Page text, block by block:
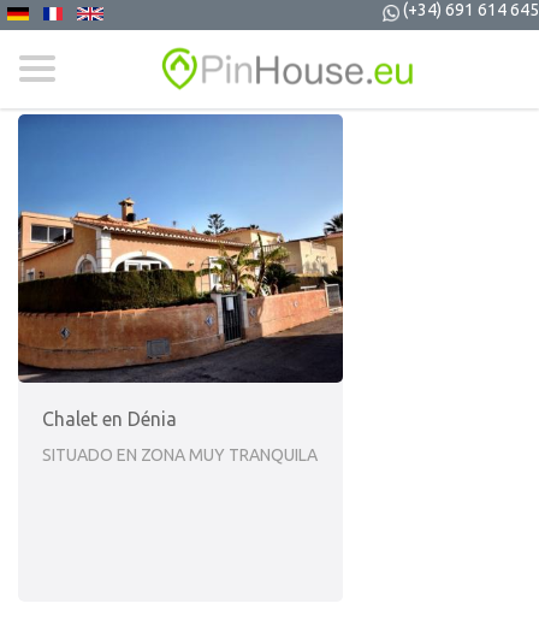
(+34) 691 614 645
Chalet en Dénia
SITUADO EN ZONA MUY TRANQUILA